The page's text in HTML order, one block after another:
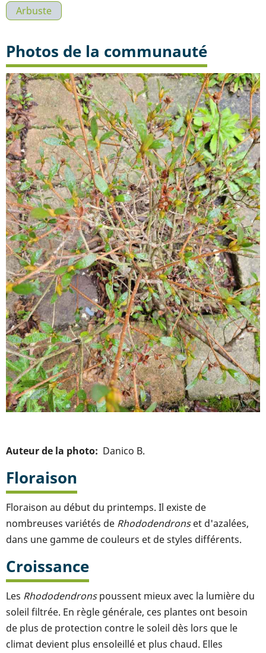
Arbuste
Photos de la communauté
Auteur de la photo Danico B.
Floraison
Floraison au début du printemps. Il existe de
nombreuses variétés de Rhododendronset d'azalées,
dans une gamme de couleurs et de styles différents.
Croissance
Les Rhododendronspoussent mieux avec la lumière du
soleil filtrée. En règle générale, ces plantes ont besoin
de plus de protection contre le soleil dès lors que le
climat devient plus ensoleillé et plus chaud. Elles